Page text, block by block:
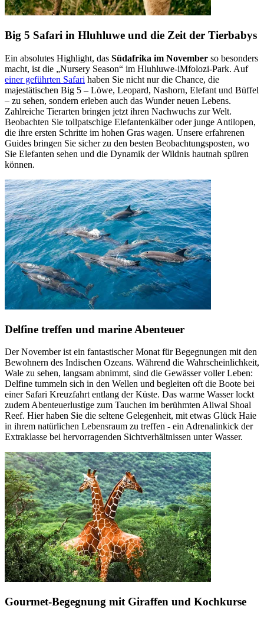
Big 5 Safari in Hluhluwe und die Zeit der Tierbabys
Ein absolutes Highlight, das Südafrika im November so besonders
macht, ist die „Nursery Season“ im Hluhluwe-iMfolozi-Park. Auf
einer geführten Safari haben Sie nicht nur die Chance, die
majestätischen Big 5 – Löwe, Leopard, Nashorn, Elefant und Büffel
– zu sehen, sondern erleben auch das Wunder neuen Lebens.
Zahlreiche Tierarten bringen jetzt ihren Nachwuchs zur Welt.
Beobachten Sie tollpatschige Elefantenkälber oder junge Antilopen,
die ihre ersten Schritte im hohen Gras wagen. Unsere erfahrenen
Guides bringen Sie sicher zu den besten Beobachtungsposten, wo
Sie Elefanten sehen und die Dynamik der Wildnis hautnah spüren
können.
Delfine treffen und marine Abenteuer
Der November ist ein fantastischer Monat für Begegnungen mit den
Bewohnern des Indischen Ozeans. Während die Wahrscheinlichkeit,
Wale zu sehen, langsam abnimmt, sind die Gewässer voller Leben:
Delfine tummeln sich in den Wellen und begleiten oft die Boote bei
einer Safari Kreuzfahrt entlang der Küste. Das warme Wasser lockt
zudem Abenteuerlustige zum Tauchen im berühmten Aliwal Shoal
Reef. Hier haben Sie die seltene Gelegenheit, mit etwas Glück Haie
in ihrem natürlichen Lebensraum zu treffen - ein Adrenalinkick der
Extraklasse bei hervorragenden Sichtverhältnissen unter Wasser.
Gourmet-Begegnung mit Giraffen und Kochkurse